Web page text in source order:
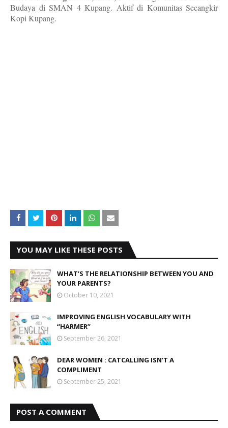
Budaya di SMAN 4 Kupang. Aktif di Komunitas Secangkir
Kopi Kupang.
YOU MAY LIKE THESE POSTS
WHAT’S THE RELATIONSHIP BETWEEN YOU AND
YOUR PARENTS?
October 10, 2021
IMPROVING ENGLISH VOCABULARY WITH
“HARMER”
September 26, 2021
DEAR WOMEN : CATCALLING ISN’T A
COMPLIMENT
September 25, 2021
POST A COMMENT